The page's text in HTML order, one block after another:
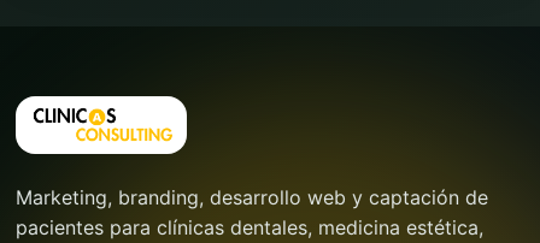
Marketing, branding, desarrollo web y captación de
pacientes para clínicas dentales, medicina estética,